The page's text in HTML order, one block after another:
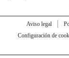
Aviso legal
Configuración de